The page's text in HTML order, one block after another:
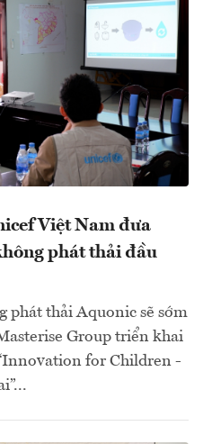
Việt Nam đưa
phát thải đầu
phát thải Aquonic sẽ sớm
Group triển khai
for Children -